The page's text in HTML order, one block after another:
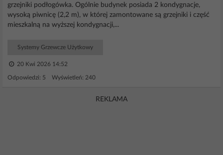
grzejniki podłogówka. Ogólnie budynek posiada 2 kondygnacje,
wysoką piwnicę (2,2 m), w której zamontowane są grzejniki i część
mieszkalną na wyższej kondygnacji,...
Systemy Grzewcze Użytkowy
20 Kwi 2026 14:52
Odpowiedzi: 5 Wyświetleń: 240
REKLAMA